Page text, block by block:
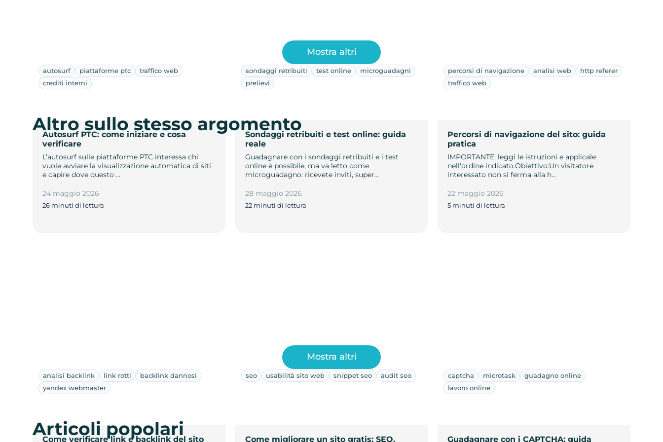
autosurf piattaforme ptc
traffico web
crediti interni
Autosurf PTC: come iniziare e cosa
verificare
L’autosurf sulle piattaforme PTC interessa chi
vuole avviare la visualizzazione automatica di siti
e capire dove questo …
24 maggio 2026
26 minuti di lettura
sondaggi retribuiti test online
microguadagni
prelievi
Sondaggi retribuiti e test online: guida
reale
Guadagnare con i sondaggi retribuiti e i test
online è possibile, ma va letto come
microguadagno: ricevete inviti, super…
28 maggio 2026
22 minuti di lettura
percorsi di navigazione analisi web
http referer
traffico web
Percorsi di navigazione del sito: guida
pratica
IMPORTANTE: leggi le istruzioni e applicale
nell'ordine indicato.Obiettivo:Un visitatore
interessato non si ferma alla h…
22 maggio 2026
5 minuti di lettura
Mostra altri
Altro sullo stesso argomento
analisi backlink link rotti
backlink dannosi
yandex webmaster
Come verificare link e backlink del sito
seo usabilità sito web snippet seo audit seo
Come migliorare un sito gratis: SEO,
captcha microtask
guadagno online
lavoro online
Guadagnare con i CAPTCHA: guida
Mostra altri
Articoli popolari